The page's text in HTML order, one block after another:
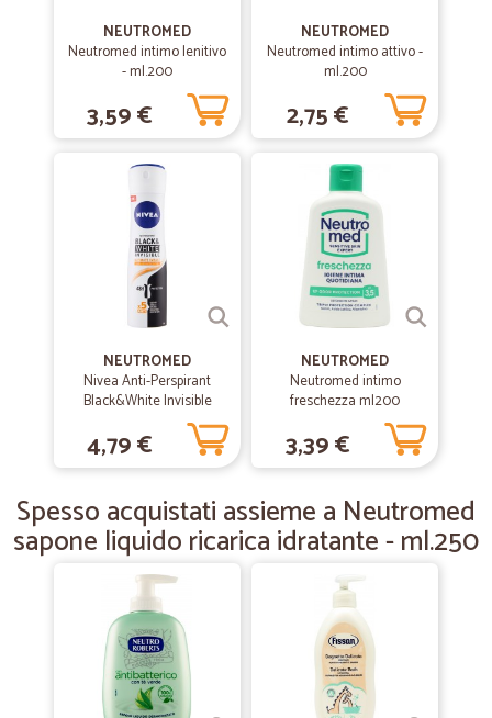
Consegna in tempi normali, pacco ben assemblato, merce intatta
corrispondente a quanto ordinato. Soddisfatta. Grazie.
15/09/2020
Anna D.
Fare la spesa è facile e veloce
Fare la spesa è facile e veloce , te la consegnano in poco tempo e con
la cella frigorifera il prodotto arriva fresco . Veramente un buon
servizio , l unica cosa è che i prezzi della roba fresca sono il doppio
06/04/2020
—Raffaella N.
Bravi. Puntuali, precisi.
19/01/2019
Antonio V.
servizio rapido e preciso
NEUTROMED
Neutromed intimo lenitivo
- ml.200
3,59 €
NEUTROMED
Neutromed intimo attivo -
ml.200
2,75 €
NEUTROMED
Nivea Anti-Perspirant
Black&White Invisible
Ultimate Impact 150 ml.
4,79 €
NEUTROMED
Neutromed intimo
freschezza ml200
3,39 €
Spesso acquistati assieme a Neutromed
sapone liquido ricarica idratante - ml.250